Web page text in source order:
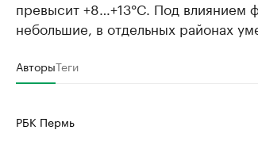
превысит +8…+13°C. Под влиянием
небольшие, в отдельных районах
АвторыТеги
РБК Пермь